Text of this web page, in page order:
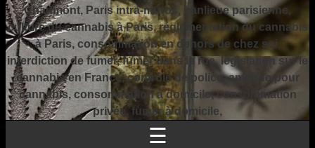
Chaumont, Paris intra-muros, banlieue parisienne,
culture du cannabis à Paris, réglementation du cannabis
à Paris, consommation en dehors de chez soi,
interdiction de fumer, fumer dans la rue, législation sur le
cannabis en France, contrôle de police, amende pour
cannabis, consommation à domicile, consommation
privée, fumer à domicile,
☰